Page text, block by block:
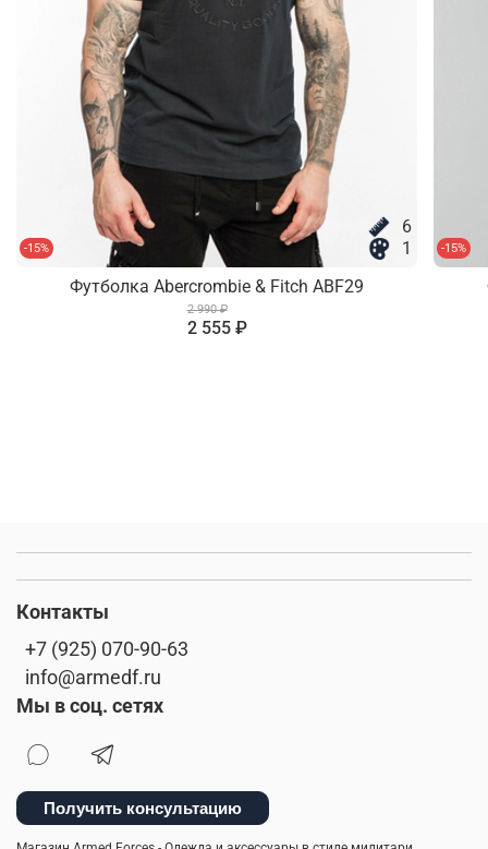
-15%
6
1
Футболка Abercrombie & Fitch ABF29
2 990 ₽
2 555 ₽
-15%
Контакты
+7 (925) 070-90-63
info@armedf.ru
Мы в соц. сетях
Получить консультацию